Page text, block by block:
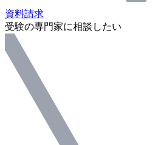
資料請求
受験の専門家に相談したい